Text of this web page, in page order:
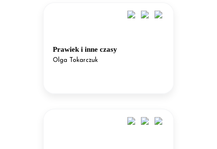
Prawiek i inne czasy
Olga Tokarczuk